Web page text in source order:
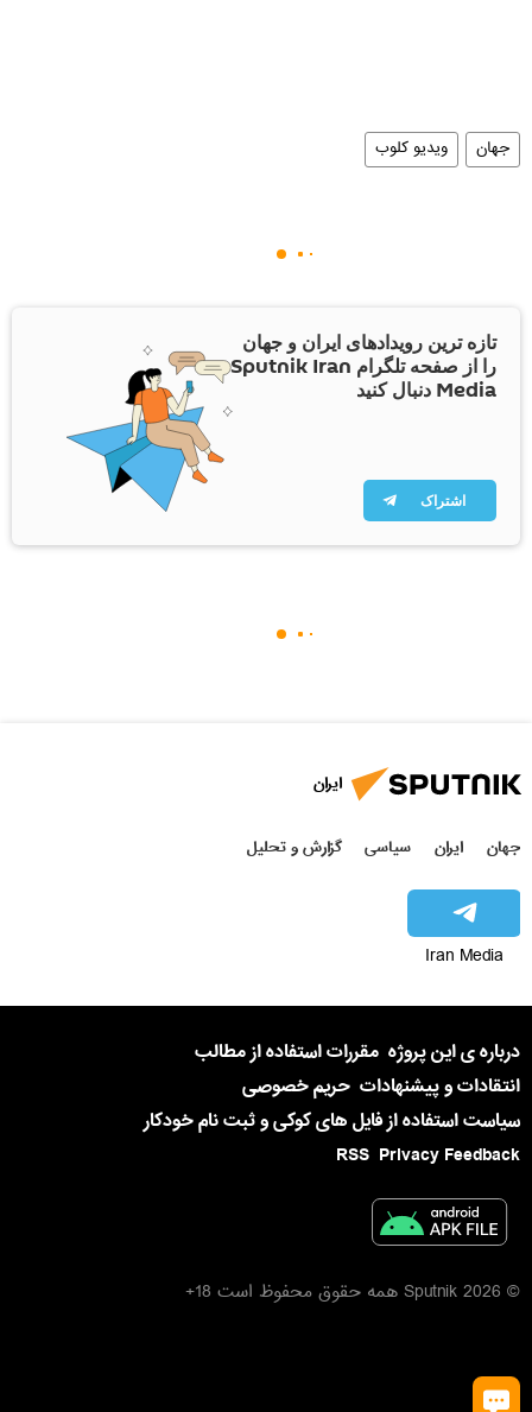
جهان ویدیو کلوب
تازه ترین رویدادهای ایران و جهان
را از صفحه تلگرام Sputnik Iran
Media دنبال کنید
اشتراک
ایران
جهان ایران سیاسی گزارش و تحلیل
Iran Media
درباره ی این پروژه مقررات استفاده از مطالب
انتقادات و پیشنهادات حریم خصوصی
سیاست استفاده از فایل های کوکی و ثبت نام خودکار
Privacy Feedback
RSS
© 2026 Sputnik همه حقوق محفوظ است 18+